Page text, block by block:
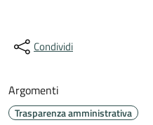
Condividi
Argomenti
Trasparenza amministrativa